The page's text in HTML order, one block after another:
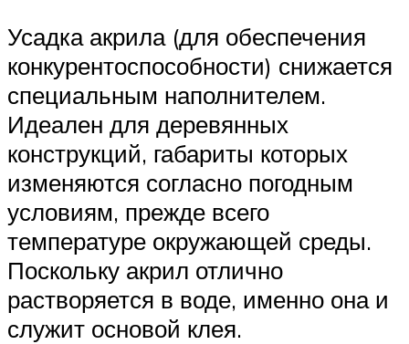
Усадка акрила (для обеспечения
конкурентоспособности) снижается
специальным наполнителем.
Идеален для деревянных
конструкций, габариты которых
изменяются согласно погодным
условиям, прежде всего
температуре окружающей среды.
Поскольку акрил отлично
растворяется в воде, именно она и
служит основой клея.